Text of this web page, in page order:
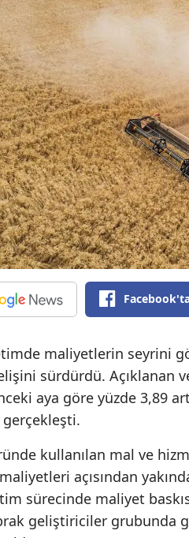
maliyetlerin seyrini
sürdürdü. Açıklanan
aya göre yüzde 3,89
kullanılan mal ve
açısından
sürecinde maliyet
geliştiriciler grubunda